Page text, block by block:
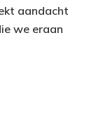
aandacht
we eraan